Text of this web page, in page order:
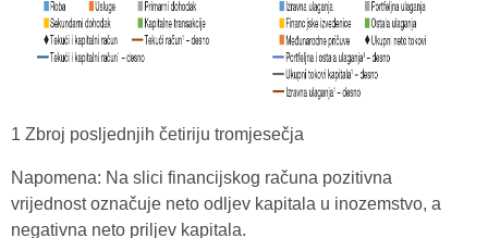
1 Zbroj posljednjih četiriju tromjesečja
Napomena: Na slici financijskog računa pozitivna
vrijednost označuje neto odljev kapitala u inozemstvo, a
negativna neto priljev kapitala.